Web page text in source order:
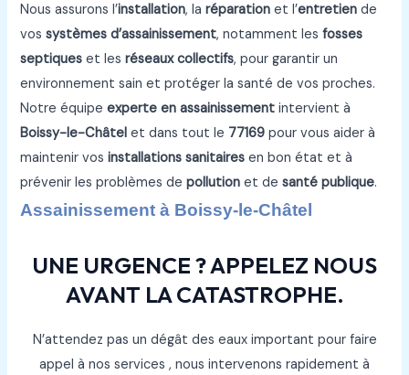
Nous assurons l’installation, laréparation et l’entretien de
vossystèmes d’assainissement, notamment lesfosses
septiques et lesréseaux collectifs, pour garantir un
environnement sain et protéger la santé de vos proches.
Notre équipeexperte en assainissement intervient à
Boissy-le-Châtel et dans tout le 77169 pour vous aider à
maintenir vosinstallations sanitaires en bon état et à
prévenir les problèmes depollution et desanté publique.
Assainissement à Boissy-le-Châtel
UNE URGENCE ? APPELEZ NOUS
AVANT LA CATASTROPHE.
N’attendez pas un dégât des eaux important pour faire
appel à nos services , nous intervenons rapidement à